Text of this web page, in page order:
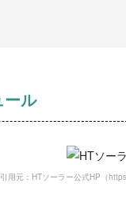
ール
引用元：HTソーラー公式HP（